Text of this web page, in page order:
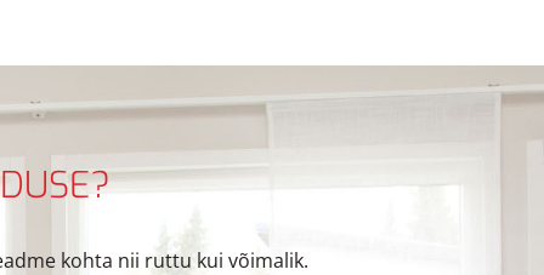
kohta nii ruttu kui võimalik.